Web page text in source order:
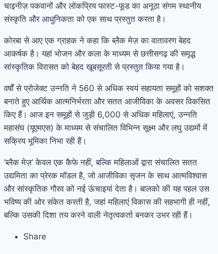
चाइनीज़ पकवानों और लोकप्रिय फास्ट-फूड का अनूठा संगम स्थानीय
संस्कृति और आधुनिकता को एक साथ प्रस्तुत करता है।
कोरबा से आए एक ग्राहक ने कहा कि ब्लैक मेज़ का वातावरण बेहद
आकर्षक है। यहां भोजन और कला के माध्यम से छत्तीसगढ़ की समृद्ध
सांस्कृतिक विरासत को बेहद खूबसूरती से प्रस्तुत किया गया है।
वर्षों से प्रोजेक्ट उन्नति ने 560 से अधिक स्वयं सहायता समूहों को सशक्त
बनाते हुए आर्थिक आत्मनिर्भरता और सतत आजीविका के अवसर विकसित
किए हैं। आज इन समूहों से जुड़ी 6,000 से अधिक महिलाएं, उन्नति
महासंघ (यूएमएस) के माध्यम से संचालित विभिन्न सूक्ष्म और लघु उद्यमों में
सक्रिय भूमिका निभा रही हैं।
‘ब्लैक मेज़’ केवल एक कैफे नहीं, बल्कि महिलाओं द्वारा संचालित सतत
उद्यमिता का प्रेरक मॉडल है, जो आजीविका सृजन के साथ आत्मविश्वास
और सांस्कृतिक गौरव को नई ऊंचाइयां देता है। बालको की यह पहल उस
भविष्य की ओर संकेत करती है, जहां महिलाएं विकास की सहभागी ही नहीं,
बल्कि उसकी दिशा तय करने वाली नेतृत्वकर्ता बनकर उभर रही हैं।
Share